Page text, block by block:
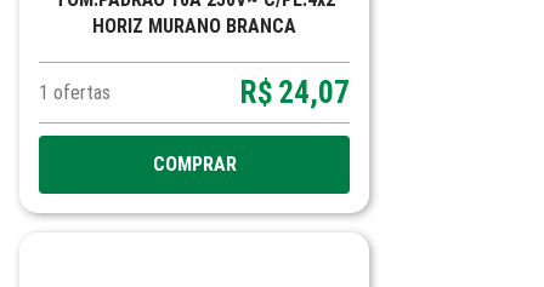
HORIZ MURANO BRANCA
1 ofertas R$ 24,07
COMPRAR